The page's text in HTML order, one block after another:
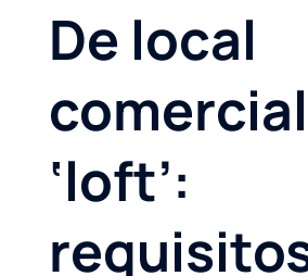
De local
‘loft’: